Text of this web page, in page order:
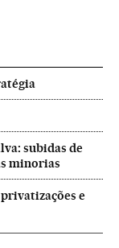
subidas de
minorias
e